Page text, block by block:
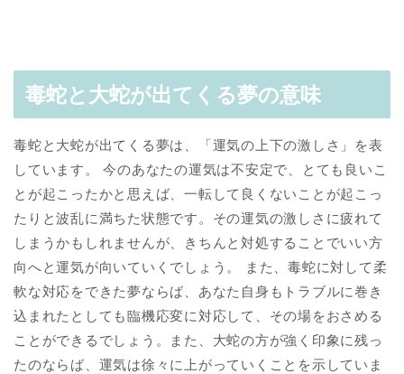
毒蛇と大蛇が出てくる夢の意味
毒蛇と大蛇が出てくる夢は、「運気の上下の激しさ」を表
しています。 今のあなたの運気は不安定で、とても良いこ
とが起こったかと思えば、一転して良くないことが起こっ
たりと波乱に満ちた状態です。その運気の激しさに疲れて
しまうかもしれませんが、きちんと対処することでいい方
向へと運気が向いていくでしょう。 また、毒蛇に対して柔
軟な対応をできた夢ならば、あなた自身もトラブルに巻き
込まれたとしても臨機応変に対応して、その場をおさめる
ことができるでしょう。また、大蛇の方が強く印象に残っ
たのならば、運気は徐々に上がっていくことを示していま